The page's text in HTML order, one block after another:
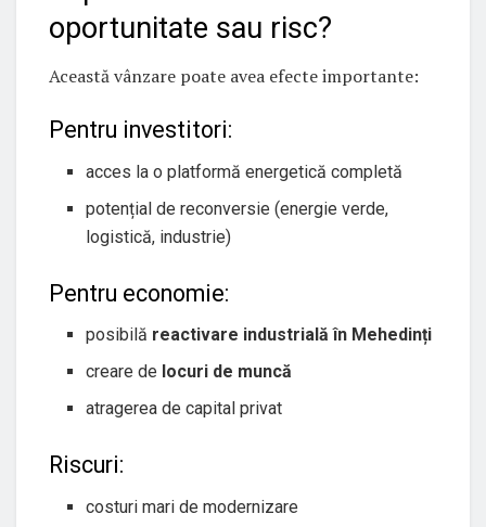
oportunitate sau risc?
Această vânzare poate avea efecte importante:
Pentru investitori:
acces la o platformă energetică completă
potențial de reconversie (energie verde,
logistică, industrie)
Pentru economie:
posibilă reactivare industrială în Mehedinți
creare de locuri de muncă
atragerea de capital privat
Riscuri:
costuri mari de modernizare